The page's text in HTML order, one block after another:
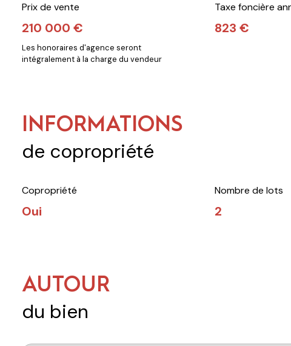
Prix de vente
210 000 €
Les honoraires d'agence seront
intégralement à la charge du vendeur
Taxe foncière
823 €
INFORMATIONS
de copropriété
Copropriété
Oui
Nombre de lots
2
AUTOUR
du bien